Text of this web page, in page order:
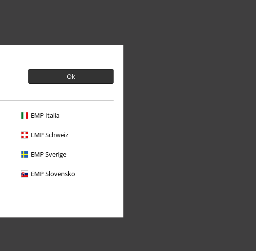
Ok
EMP Italia
EMP Schweiz
EMP Sverige
EMP Slovensko